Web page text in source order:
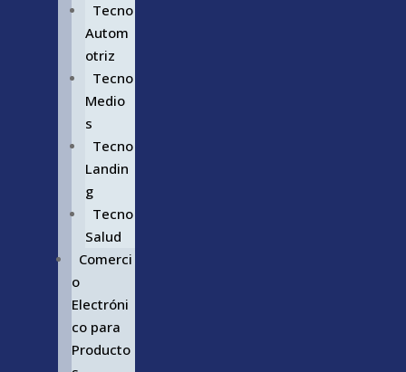
Tecno
Autom
otriz
Tecno
Medio
s
Tecno
Landin
g
Tecno
Salud
Comerci
o
Electróni
co para
Producto